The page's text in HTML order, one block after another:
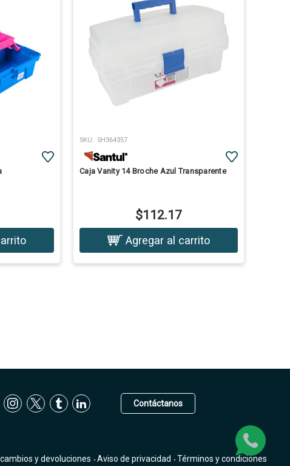
SKU: SH364357
Caja Vanity 14 Broche Azul Transparente
$112.17
Agregar al carrito
Contáctanos
y devoluciones Aviso de privacidad Términos y condiciones